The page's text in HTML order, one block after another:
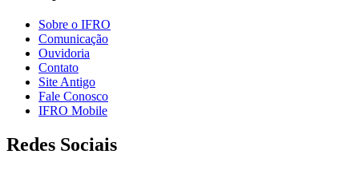
Sobre o IFRO
Comunicação
Ouvidoria
Contato
Site Antigo
Fale Conosco
IFRO Mobile
Redes Sociais